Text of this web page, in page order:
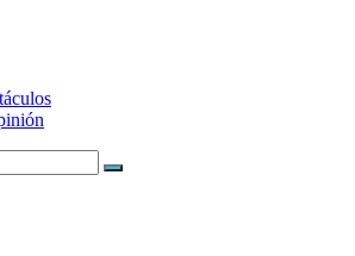
Buscar